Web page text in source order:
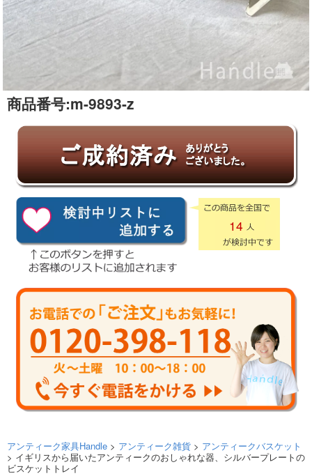
商品番号:m-9893-z
14
アンティーク家具Handle > アンティーク雑貨 > アンティークバスケット
> イギリスから届いたアンティークのおしゃれな器、シルバープレートの
ビスケットトレイ